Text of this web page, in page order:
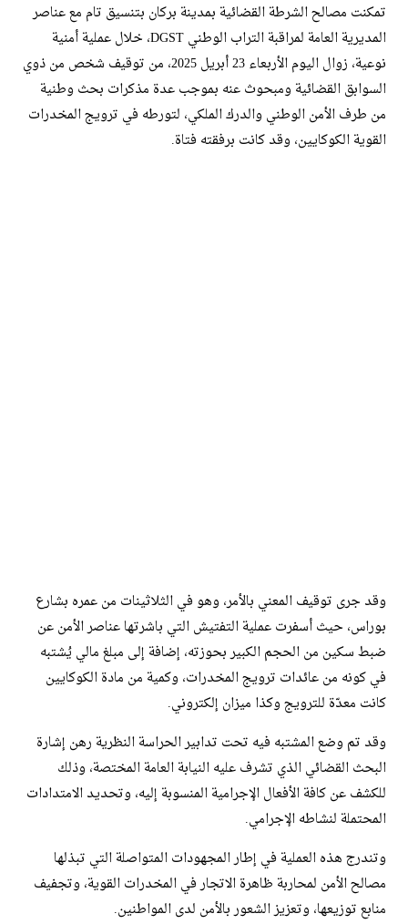
تمكنت مصالح الشرطة القضائية بمدينة بركان بتنسيق تام مع عناصر
المديرية العامة لمراقبة التراب الوطني DGST، خلال عملية أمنية
نوعية، زوال اليوم الأربعاء 23 أبريل 2025، من توقيف شخص من ذوي
السوابق القضائية ومبحوث عنه بموجب عدة مذكرات بحث وطنية
من طرف الأمن الوطني والدرك الملكي، لتورطه في ترويج المخدرات
القوية الكوكايين، وقد كانت برفقته فتاة.
وقد جرى توقيف المعني بالأمر، وهو في الثلاثينات من عمره بشارع
بوراس، حيث أسفرت عملية التفتيش التي باشرتها عناصر الأمن عن
ضبط سكين من الحجم الكبير بحوزته، إضافة إلى مبلغ مالي يُشتبه
في كونه من عائدات ترويج المخدرات، وكمية من مادة الكوكايين
كانت معدّة للترويج وكذا ميزان إلكتروني.
وقد تم وضع المشتبه فيه تحت تدابير الحراسة النظرية رهن إشارة
البحث القضائي الذي تشرف عليه النيابة العامة المختصة، وذلك
للكشف عن كافة الأفعال الإجرامية المنسوبة إليه، وتحديد الامتدادات
المحتملة لنشاطه الإجرامي.
وتندرج هذه العملية في إطار المجهودات المتواصلة التي تبذلها
مصالح الأمن لمحاربة ظاهرة الاتجار في المخدرات القوية، وتجفيف
منابع توزيعها، وتعزيز الشعور بالأمن لدى المواطنين.